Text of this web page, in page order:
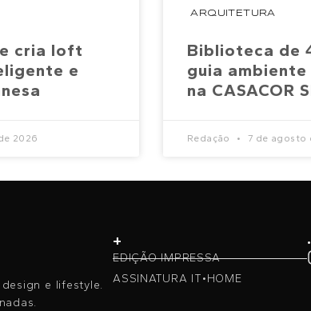
cria loft
e
2026
ARQUITETURA
Biblioteca de
guia
na CASACOR
Redação 7 de agosto
e lifestyle.
+
EDIÇÃO IMPRESSA
ASSINATURA IT•HOME